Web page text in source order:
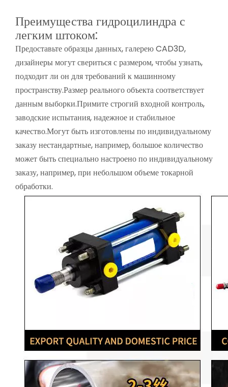
Преимущества гидроцилиндра с
легким штоком:
Предоставьте образцы данных, галерею CAD3D,
дизайнеры могут свериться с размером, чтобы узнать,
подходит ли он для требований к машинному
пространству.Размер реального объекта соответствует
данным выборки.Примите строгий входной контроль,
заводские испытания, надежное и стабильное
качество.Могут быть изготовлены по индивидуальному
заказу нестандартные, например, большое количество
может быть специально настроено по индивидуальному
заказу, например, при небольшом объеме токарной
обработки.